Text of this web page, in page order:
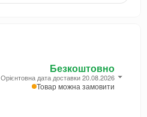
Безкоштовно
Орієнтовна дата доставки 20.08.2026
Товар можна замовити